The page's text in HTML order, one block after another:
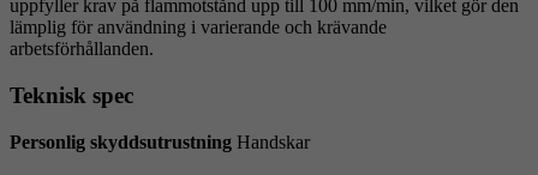
uppfyller krav på flammotstånd upp till 100 mm/min, vilket gör den
lämplig för användning i varierande och krävande
arbetsförhållanden.
Teknisk spec
Personlig skyddsutrustning Handskar